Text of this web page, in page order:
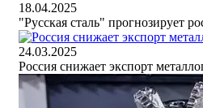
18.04.2025
"Русская сталь" прогнозирует
24.03.2025
Россия снижает экспорт